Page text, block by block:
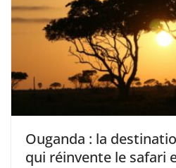
Ouganda : la
qui réinvente le safari